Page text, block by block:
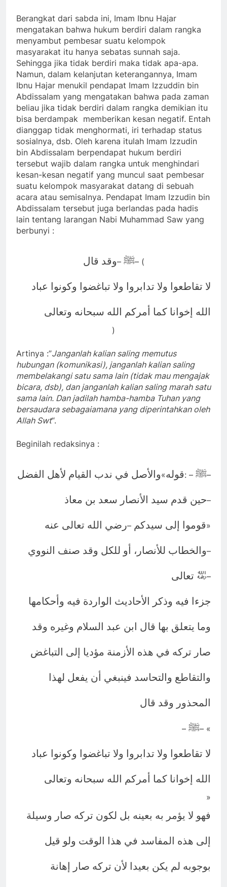
Berangkat dari sabda ini, Imam Ibnu Hajar
mengatakan bahwa hukum berdiri dalam rangka
menyambut pembesar suatu kelompok
masyarakat itu hanya sebatas sunnah saja.
Sehingga jika tidak berdiri maka tidak apa-apa.
Namun, dalam kelanjutan keterangannya, Imam
Ibnu Hajar menukil pendapat Imam Izzuddin bin
Abdissalam yang mengatakan bahwa pada zaman
beliau jika tidak berdiri dalam rangka demikian itu
bisa berdampak memberikan kesan negatif. Entah
dianggap tidak menghormati, iri terhadap status
sosialnya, dsb. Oleh karena itulah Imam Izzudin
bin Abdissalam berpendapat hukum berdiri
tersebut wajib dalam rangka untuk menghindari
kesan-kesan negatif yang muncul saat pembesar
suatu kelompok masyarakat datang di sebuah
acara atau semisalnya. Pendapat Imam Izzudin bin
Abdissalam tersebut juga berlandas pada hadis
lain tentang larangan Nabi Muhammad Saw yang
berbunyi :
وقد قال– ﷺ– (
لا تقاطعوا ولا تدابروا ولا تباغضوا وكونوا عباد
الله إخوانا كما أمركم الله سبحانه وتعالى
)
Artinya :”Janganlah kalian saling memutus
hubungan (komunikasi), janganlah kalian saling
membelakangi satu sama lain (tidak mau mengajak
bicara, dsb), dan janganlah kalian saling marah satu
sama lain. Dan jadilah hamba-hamba Tuhan yang
bersaudara sebagaiamana yang diperintahkan oleh
Allah Swt“.
Beginilah redaksinya :
والأصل في ندب القيام لأهل الفضل«قوله: – ﷺ–
حين قدم سيد الأنصار سعد بن معاذ–
رضي الله تعالى عنه– قوموا إلى سيدكم»
والخطاب للأنصار، أو للكل وقد صنف النووي–
﵀ تعالى–
جزءا فيه وذكر الأحاديث الواردة فيه وأحكامها
وما يتعلق بها قال ابن عبد السلام وغيره وقد
صار تركه في هذه الأزمنة مؤديا إلى التباغض
والتقاطع والتحاسد فينبغي أن يفعل لهذا
المحذور وقد قال
– ﷺ– «
لا تقاطعوا ولا تدابروا ولا تباغضوا وكونوا عباد
الله إخوانا كما أمركم الله سبحانه وتعالى
»
فهو لا يؤمر به بعينه بل لكون تركه صار وسيلة
إلى هذه المفاسد في هذا الوقت ولو قيل
بوجوبه لم يكن بعيدا لأن تركه صار إهانة